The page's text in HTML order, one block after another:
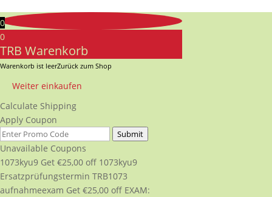
0
0
TRB Warenkorb
Warenkorb ist leerZurück zum Shop
Weiter einkaufen
Calculate Shipping
Apply Coupon
Submit
Unavailable Coupons
1073kyu9 Get €25,00 off 1073kyu9
Ersatzprüfungstermin TRB1073
aufnahmeexam Get €25,00 off EXAM: